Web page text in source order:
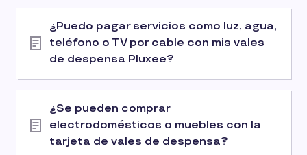
¿Puedo pagar servicios como luz, agua,
teléfono o TV por cable con mis vales
de despensa Pluxee?
¿Se pueden comprar
electrodomésticos o muebles con la
tarjeta de vales de despensa?